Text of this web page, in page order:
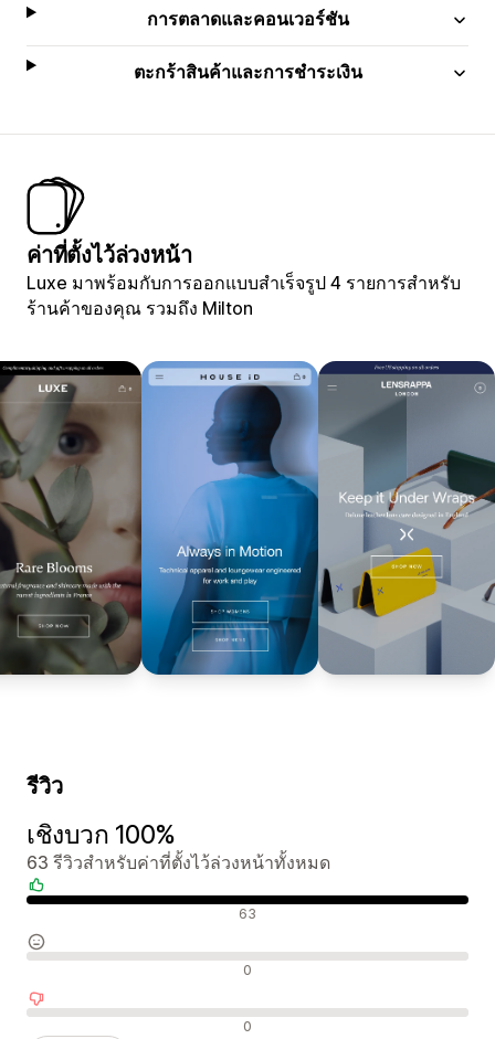
การตลาดและคอนเวอร์ชัน
ตะกร้าสินค้าและการชำระเงิน
ค่าที่ตั้งไว้ล่วงหน้า
Luxe มาพร้อมกับการออกแบบสำเร็จรูป 4 รายการสำหรับ
ร้านค้าของคุณ รวมถึง Milton
รีวิว
เชิงบวก 100%
63 รีวิวสำหรับค่าที่ตั้งไว้ล่วงหน้าทั้งหมด
63
0
0